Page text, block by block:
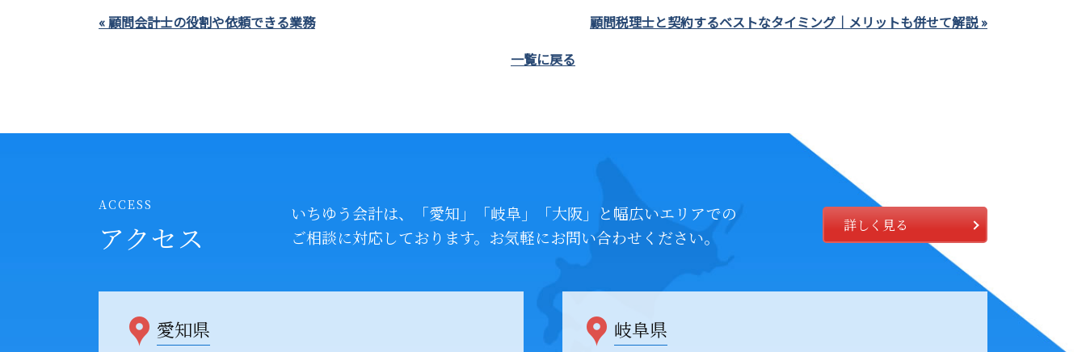
« 顧問会計士の役割や依頼できる業務
顧問税理士と契約するベストなタイミング｜メリットも併せて解説 »
一覧に戻る
ACCESS
アクセス
いちゆう会計は、「愛知」「岐阜」「大阪」と幅広いエリアでの
ご相談に対応しております。お気軽にお問い合わせください。
詳しく見る
愛知県 岐阜県